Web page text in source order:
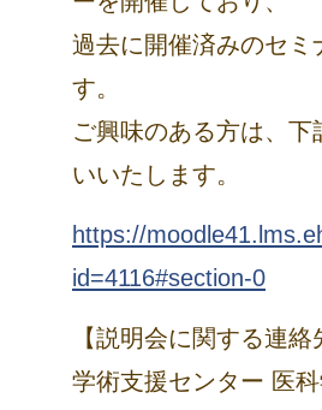
過去に開催済みのセ
す。
ご興味のある方は、
いいたします。
https://
id=4116#section-0
【説明会に関する連絡
学術支援センター 医